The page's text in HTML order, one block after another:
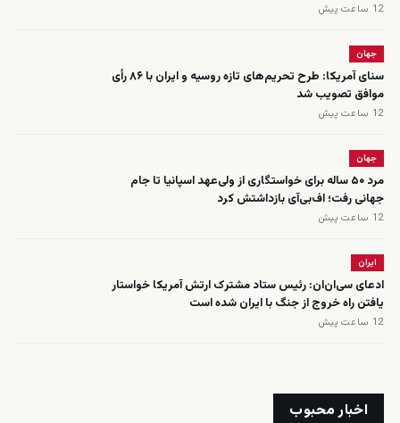
12 ساعت پیش
جهان
سنای آمریکا: طرح تحریم‌های تازه روسیه و ایران با ۸۶ رأی
موافق تصویب شد
12 ساعت پیش
جهان
مرد ۵۰ ساله برای خواستگاری از ولی‌عهد اسپانیا تا جام
جهانی رفت؛ اف‌بی‌آی بازداشتش کرد
12 ساعت پیش
ایران
ادعای سی‌ان‌ان: رئیس ستاد مشترک ارتش آمریکا خواستار
یافتن راه خروج از جنگ با ایران شده است
12 ساعت پیش
اخبار محبوب